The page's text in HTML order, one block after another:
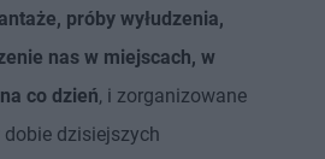
próby wyłudzenia,
nas w miejscach, w
co dzień, i zorganizowane
dzisiejszych